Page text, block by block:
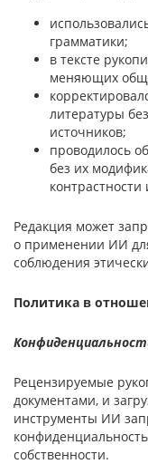
грамматики;
в тексте
меняющих
литературы
источников;
проводилось
без их
контрастности
Редакция может
о применении ИИ
соблюдения
Политика в
Рецензируемые
документами, и
инструменты ИИ
собственности.